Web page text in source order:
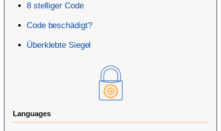
8 stelliger Code
Code beschädigt?
Überklebte Siegel
Languages